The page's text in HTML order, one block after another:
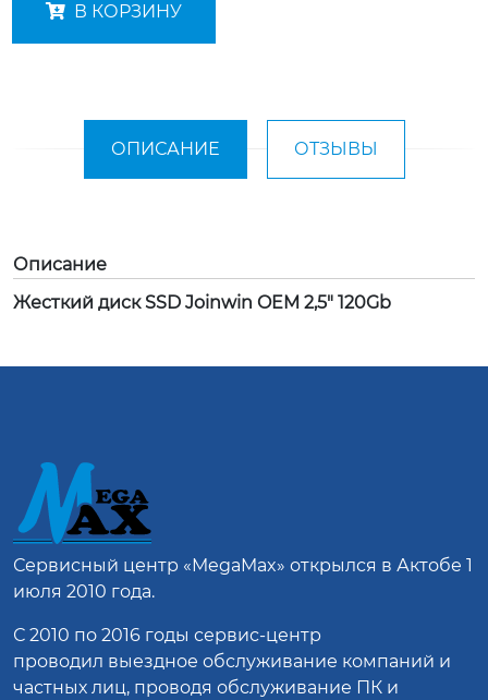
В КОРЗИНУ
ОПИСАНИЕ ОТЗЫВЫ
Описание
Жесткий диск SSD Joinwin OEM 2,5" 120Gb
Сервисный центр «MegaMax» открылся в Актобе 1
июля 2010 года.
С 2010 по 2016 годы сервис-центр
проводил выездное обслуживание компаний и
частных лиц, проводя обслуживание ПК и